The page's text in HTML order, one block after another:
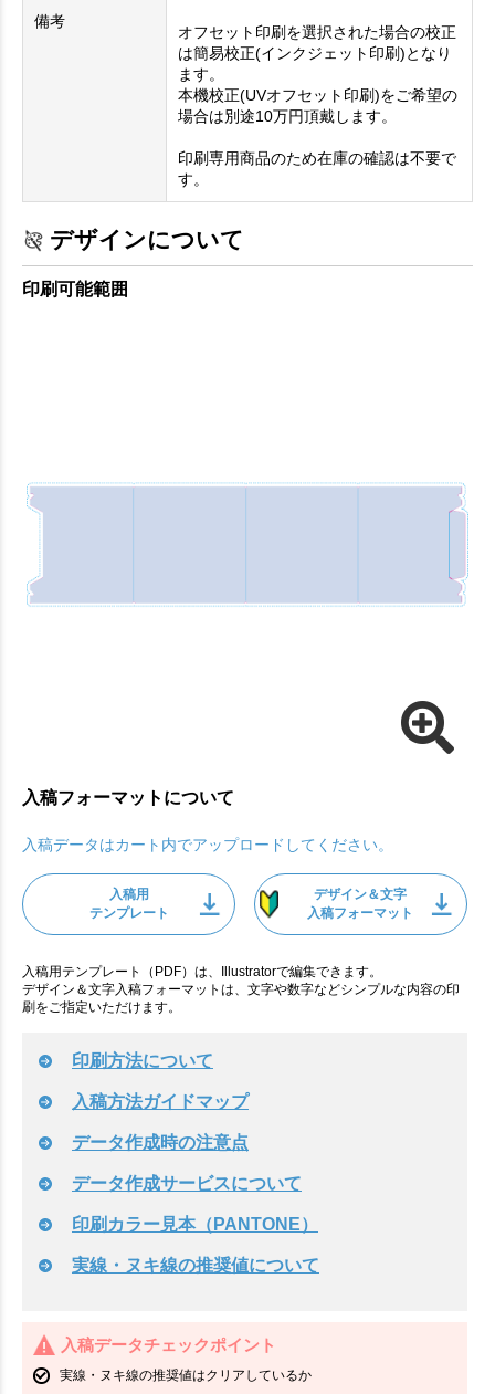
備考
オフセット印刷を選択された場合の校正
は簡易校正(インクジェット印刷)となり
ます。
本機校正(UVオフセット印刷)をご希望の
場合は別途10万円頂戴します。
印刷専用商品のため在庫の確認は不要で
す。
デザインについて
印刷可能範囲
入稿フォーマットについて
入稿データはカート内でアップロードしてください。
入稿用
テンプレート
デザイン＆文字
入稿フォーマット
入稿用テンプレート（PDF）は、Illustratorで編集できます。
デザイン＆文字入稿フォーマットは、文字や数字などシンプルな内容の印
刷をご指定いただけます。
印刷方法について
入稿方法ガイドマップ
データ作成時の注意点
データ作成サービスについて
印刷カラー見本（PANTONE）
実線・ヌキ線の推奨値について
入稿データチェックポイント
実線・ヌキ線の推奨値はクリアしているか